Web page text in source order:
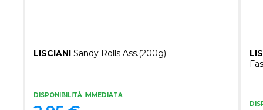
LISCIANI Sandy Rolls Ass.(200g)
DISPONIBILITÀ IMMEDIATA